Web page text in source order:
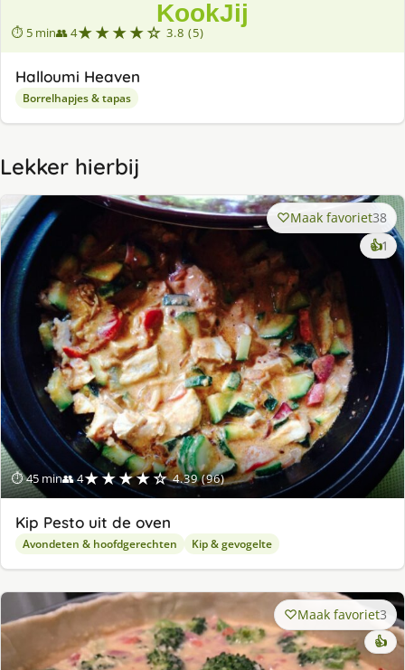
⏱ 5 min👥 4★★★★☆ 3.8 (5)
Halloumi Heaven
Borrelhapjes & tapas
Lekker hierbij
⏱ 45 min👥 4★★★★☆ 4.39 (96)
Maak favoriet38
👍1
Kip Pesto uit de oven
Avondeten & hoofdgerechten Kip & gevogelte
Maak favoriet3
👍